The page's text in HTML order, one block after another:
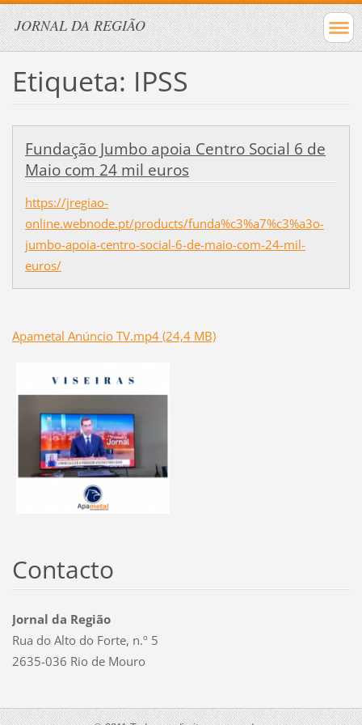
JORNAL DA REGIÃO
Etiqueta: IPSS
Fundação Jumbo apoia Centro Social 6 de
Maio com 24 mil euros
https://jregiao-
online.webnode.pt/products/funda%c3%a7%c3%a3o-
jumbo-apoia-centro-social-6-de-maio-com-24-mil-
euros/
Apametal Anúncio TV.mp4 (24,4 MB)
Contacto
Jornal da Região
Rua do Alto do Forte, n.º 5
2635-036 Rio de Mouro